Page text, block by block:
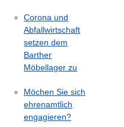
Corona und
Abfallwirtschaft
setzen dem
Barther
Möbellager zu
Möchen Sie sich
ehrenamtlich
engagieren?